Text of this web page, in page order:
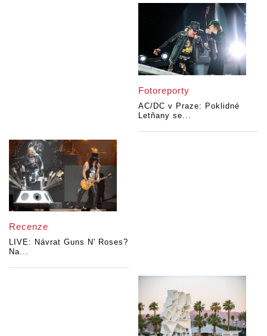
Fotoreporty
AC/DC v Praze: Poklidné
Letňany se...
Recenze
LIVE: Návrat Guns N' Roses?
Na...